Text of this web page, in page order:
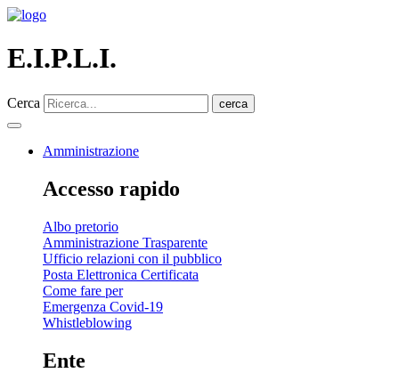
E.I.P.L.I.
Cerca cerca
Amministrazione
Accesso rapido
Albo pretorio
Amministrazione Trasparente
Ufficio relazioni con il pubblico
Posta Elettronica Certificata
Come fare per
Emergenza Covid-19
Whistleblowing
Ente